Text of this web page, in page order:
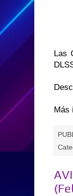
Las
Más